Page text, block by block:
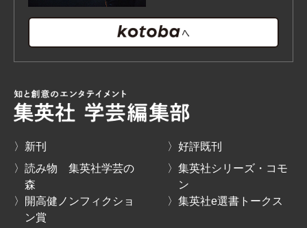
〉新刊
〉読み物 集英社学芸の
森
〉開高健ノンフィクショ
ン賞
〉好評既刊
〉集英社シリーズ・コモ
ン
〉集英社e選書トークス